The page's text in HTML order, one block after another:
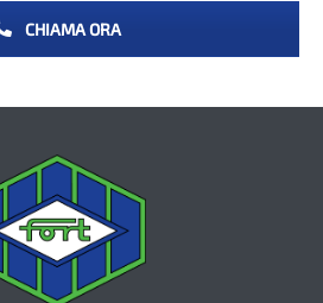
CHIAMA ORA